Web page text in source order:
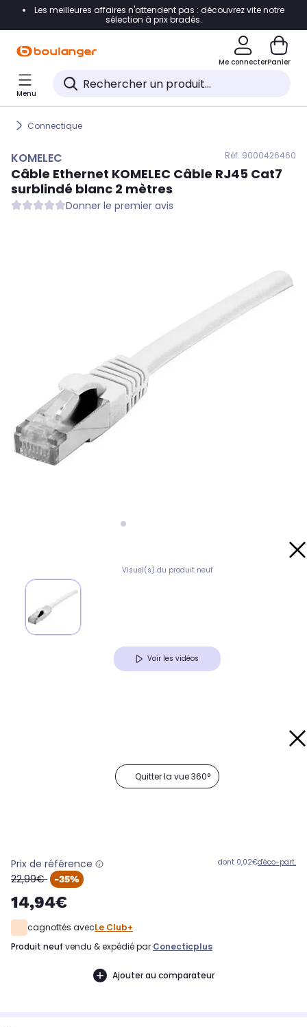
Accéder directement à la navigation
Accéder directement au pied de page
Accéder directement au chatbot
Les meilleures affaires n'attendent pas : découvrez vite notre
sélection à prix bradés.
Me connecterPanier
Menu
Connectique
KOMELEC Réf. 9000426460
Câble Ethernet KOMELEC Câble RJ45 Cat7
surblindé blanc 2 mètres
Donner le premier avis
Visuel(s) du produit neuf
Voir les vidéos
Quitter la vue 360°
Prix de référence
oldPrice
22,99€ -35%
14,94€
dont 0,02€d'éco-part.
cagnottés avecLe Club+
produit neuf vendu & expédié par Conecticplus
Ajouter au comparateur